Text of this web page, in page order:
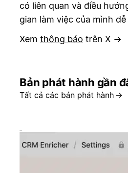
có liên quan và điều
gian làm việc của mình
Xem thông báo trên X →
Bản phát hành gần
Tất cả các bản phát hành →